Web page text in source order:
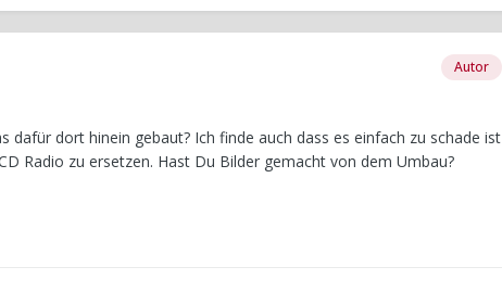
Autor
dafür dort hinein gebaut? Ich finde auch dass es einfach zu schade ist
Radio zu ersetzen. Hast Du Bilder gemacht von dem Umbau?